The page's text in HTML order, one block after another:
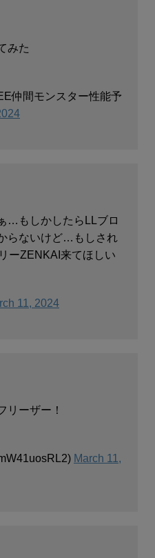
みた
仲間モンスター性能予
…もしかしたらLLブロ
らないけど…もしされ
ーZENKAI来てほしい
11, 2024
リーザー！
March 11,